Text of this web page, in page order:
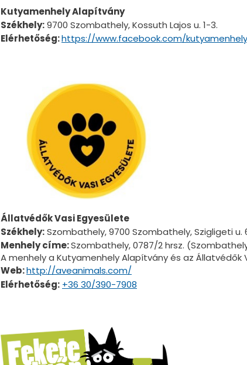
Kutyamenhely Alapítvány
Székhely:9700 Szombathely, Kossuth Lajos u. 1-3.
Elérhetőség:https://www.facebook.com/
Állatvédők Vasi Egyesülete
Székhely:Szombathely, 9700 Szombathely, Szigligeti u.
Menhely címe:Szombathely, 0787/2 hrsz.
A menhely a Kutyamenhely Alapítvány és az
Web:http://aveanimals.com/
Elérhetőség: +36 30/390-7908